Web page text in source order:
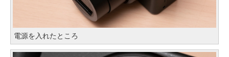
電源を入れたところ